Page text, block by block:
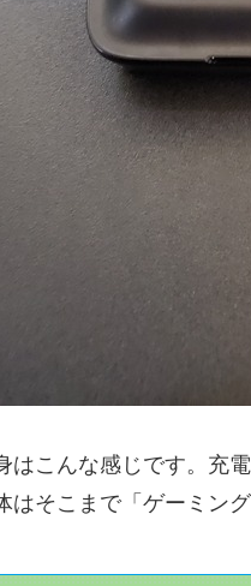
はこんな感じです。充
はそこまで「ゲーミン